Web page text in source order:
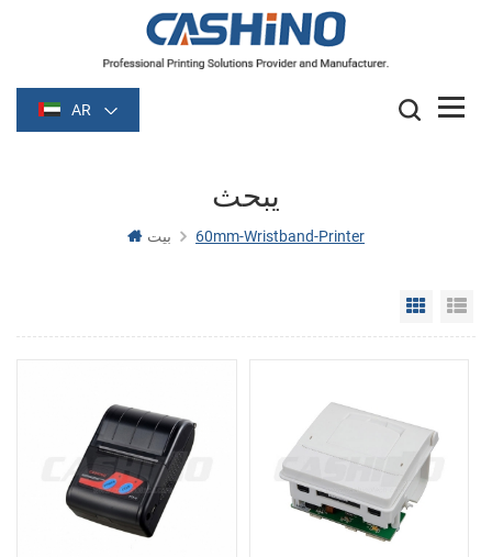
AR
يبحث
بيت 60mm-Wristband-Printer
Grid